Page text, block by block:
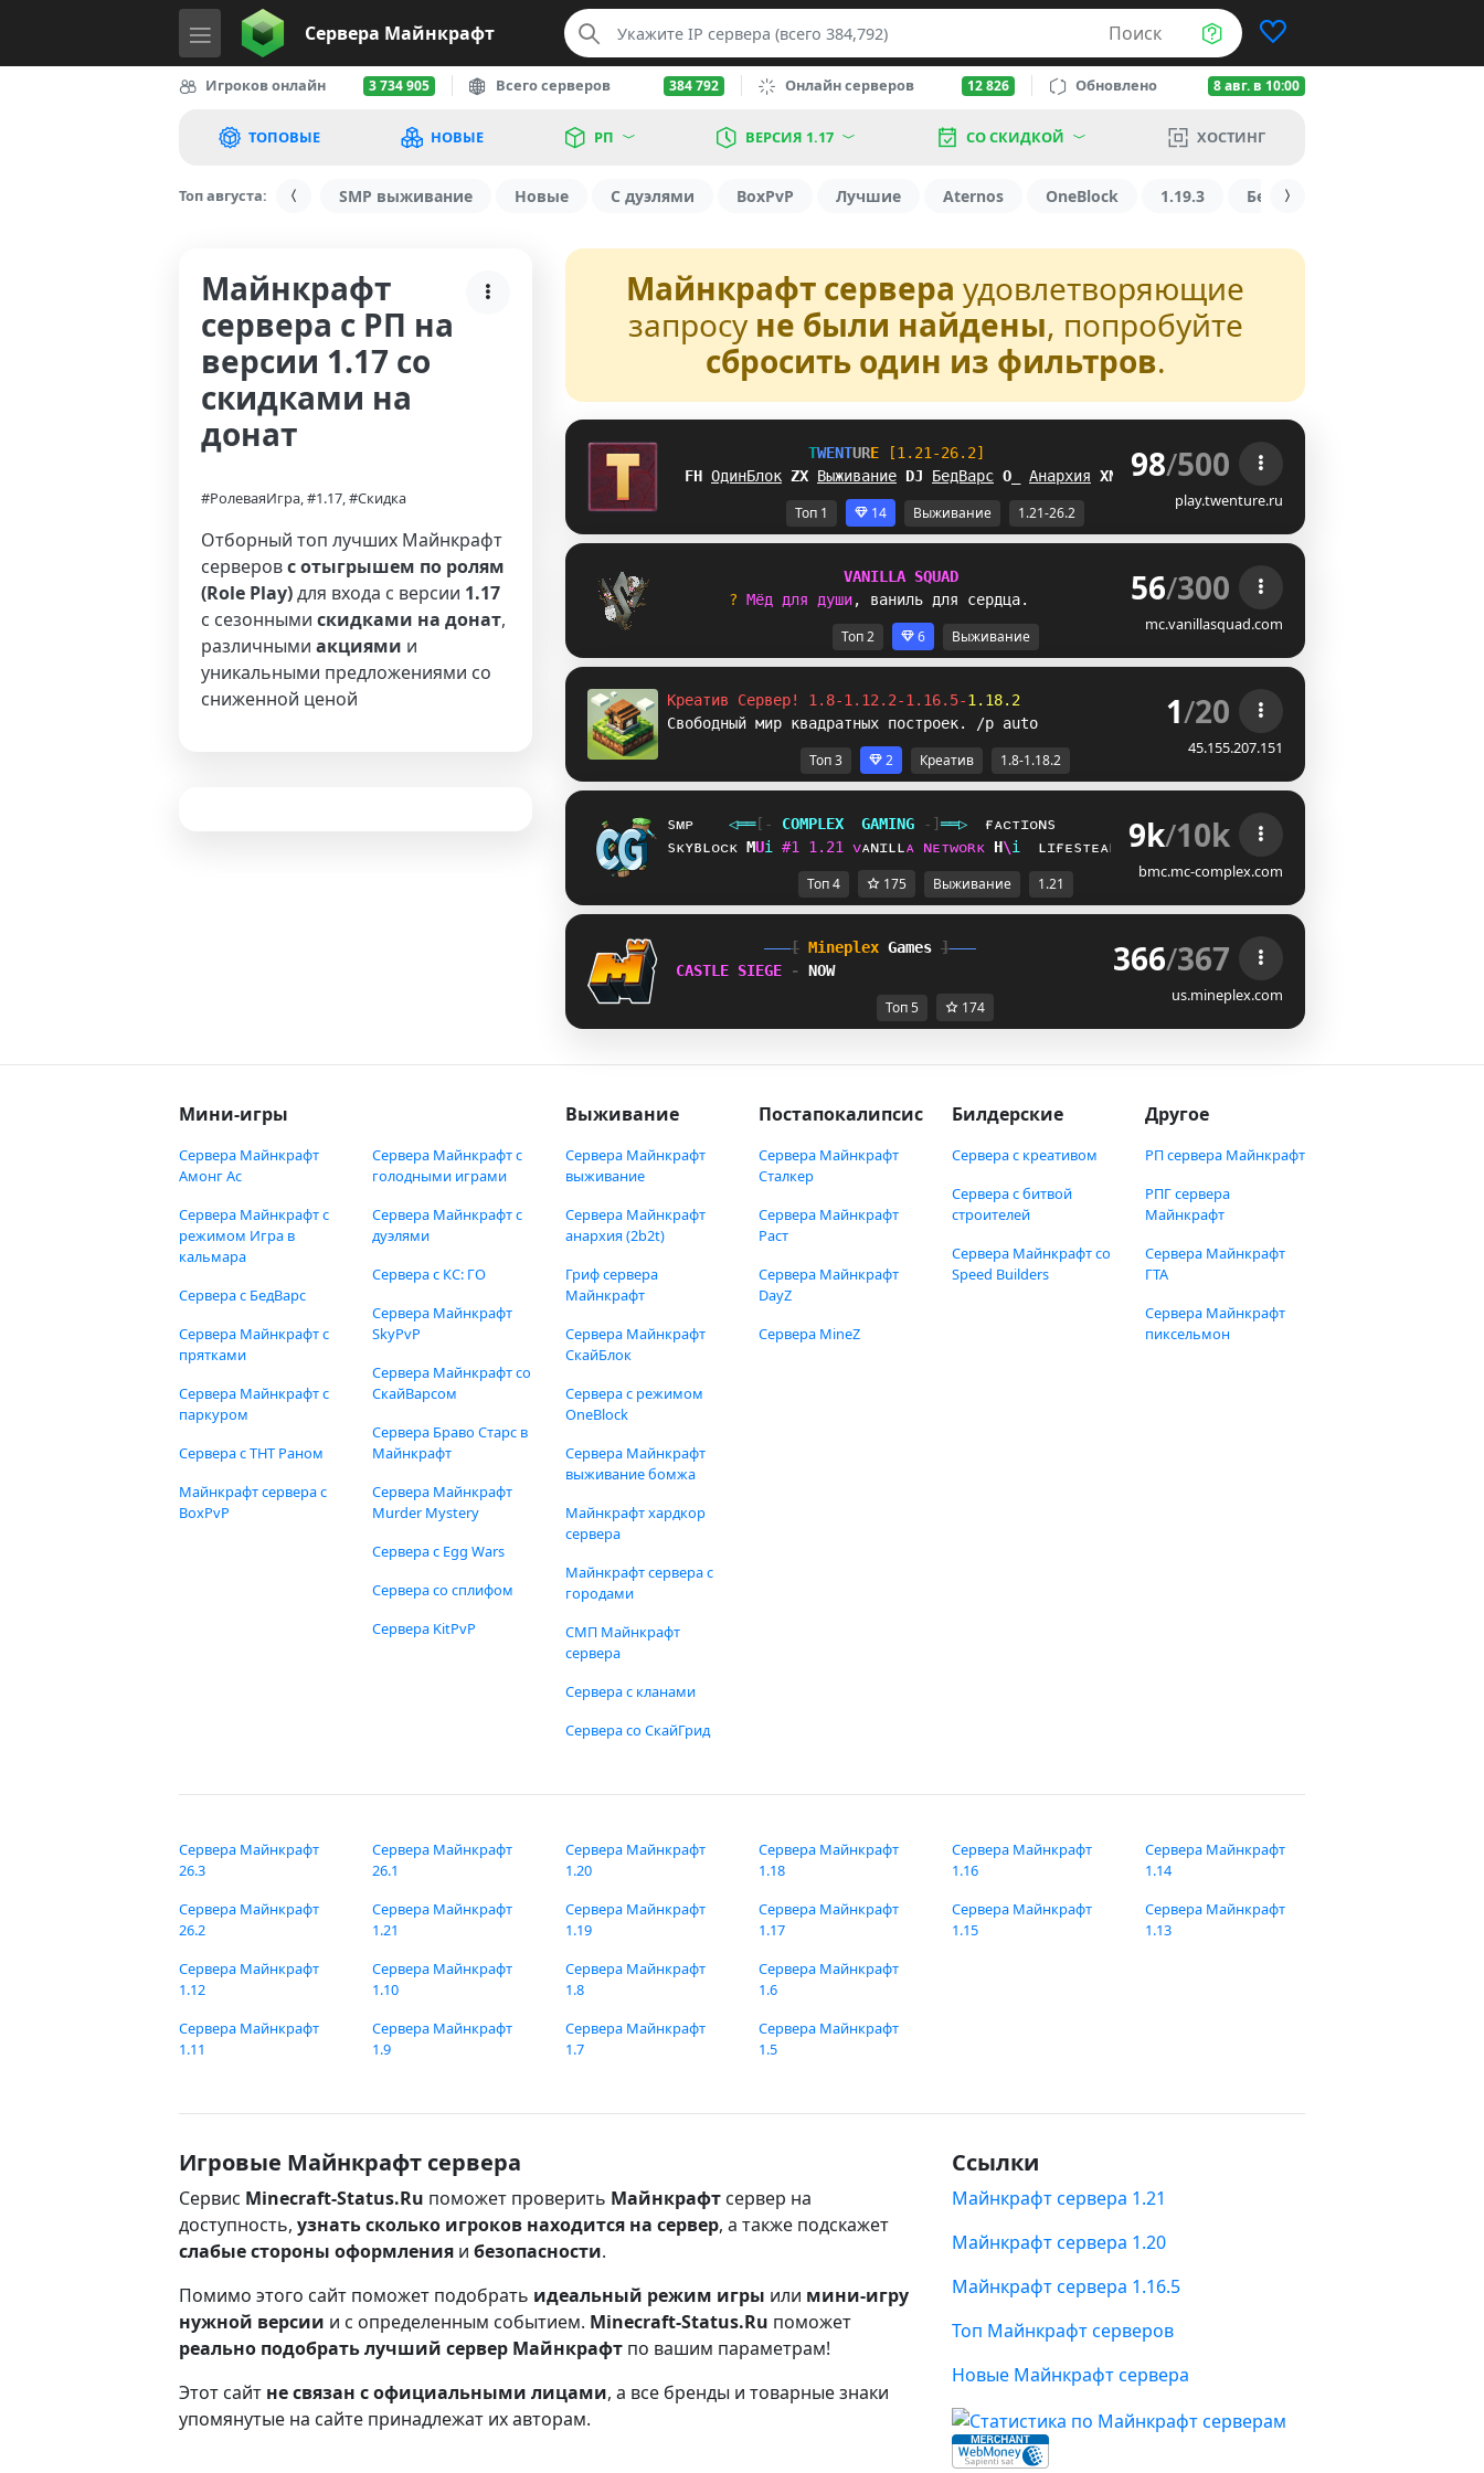
Сервера Майнкрафт Поиск
Игроков онлайн 3 734 905 Всего серверов 384 792 Онлайн серверов 12 826 Обновлено 8 авг. в 10:00
ТОПОВЫЕ НОВЫЕ РП ВЕРСИЯ 1.17 СО СКИДКОЙ ХОСТИНГ
Топ августа: SMP выживание Новые С дуэлями BoxPvP Лучшие Aternos OneBlock 1.19.3 БедВарс
Майнкрафт
сервера с РП на
версии 1.17 со
скидками на
донат
#РолеваяИгра, #1.17, #Скидка
Отборный топ лучших Майнкрафт
серверовс отыгрышем по ролям
(Role Play)для входа с версии 1.17
с сезонными скидками на донат,
различными акциями и
уникальными предложениями со
сниженной ценой
Майнкрафт сервера удовлетворяющие
запросу не были найдены, попробуйте
сбросить один из фильтров.
TWENTURE
[1.21-26.2]
ZP ОдинБлок XF Выживание LF БедВарс B Анархия CH 98/500
play.twenture.ru
Топ 1 14 Выживание 1.21-26.2
VANIL L A SQUAD
? Мёд для души, ваниль для сердца. 56/300
mc.vanillasquad.com
Топ 2 6 Выживание
Креатив Сервер! 1.8-1.12.2-1.16.5-1.18.2
Свободный мир квадратных построек. /p auto
1/20
45.155.207.151
Топ 3 2 Креатив 1.8-1.18.2
sᴍᴘ ◁══[‐ COMPL EX GAMING ‐]══▷
ғᴀᴄᴛɪᴏɴs
sᴋʏʙʟᴏᴄᴋ PRi #1 1 . 21 ᴠᴀɴɪʟʟᴀ ɴᴇᴛᴡᴏʀᴋ QWi ʟɪғᴇsᴛᴇᴀʟ 9k/10k
bmc.mc-complex.com
Топ 4 175 Выживание 1.21
[ Mineplex Games ]
CASTLE SIEGE
- NOW 366/367
us.mineplex.com
Топ 5 174
Мини-игры
Сервера Майнкрафт
Амонг Ас
Сервера Майнкрафт с
режимом Игра в
кальмара
Сервера с БедВарс
Сервера Майнкрафт с
прятками
Сервера Майнкрафт с
паркуром
Сервера с ТНТ Раном
Майнкрафт сервера с
BoxPvP
Сервера Майнкрафт с
голодными играми
Сервера Майнкрафт с
дуэлями
Сервера с КС: ГО
Сервера Майнкрафт
SkyPvP
Сервера Майнкрафт со
СкайВарсом
Сервера Браво Старс в
Майнкрафт
Сервера Майнкрафт
Murder Mystery
Сервера с Egg Wars
Сервера со сплифом
Сервера KitPvP
Выживание
Сервера Майнкрафт
выживание
Сервера Майнкрафт
анархия (2b2t)
Гриф сервера
Майнкрафт
Сервера Майнкрафт
СкайБлок
Сервера с режимом
OneBlock
Сервера Майнкрафт
выживание бомжа
Майнкрафт хардкор
сервера
Майнкрафт сервера с
городами
СМП Майнкрафт
сервера
Сервера с кланами
Сервера со СкайГрид
Постапокалипсис
Сервера Майнкрафт
Сталкер
Сервера Майнкрафт
Раст
Сервера Майнкрафт
DayZ
Сервера MineZ
Билдерские
Сервера с креативом
Сервера с битвой
строителей
Сервера Майнкрафт со
Speed Builders
Другое
РП сервера Майнкрафт
РПГ сервера
Майнкрафт
Сервера Майнкрафт
ГТА
Сервера Майнкрафт
пиксельмон
Сервера Майнкрафт
26.3
Сервера Майнкрафт
26.2
Сервера Майнкрафт
26.1
Сервера Майнкрафт
1.21
Сервера Майнкрафт
1.20
Сервера Майнкрафт
1.19
Сервера Майнкрафт
1.18
Сервера Майнкрафт
1.17
Сервера Майнкрафт
1.16
Сервера Майнкрафт
1.15
Сервера Майнкрафт
1.14
Сервера Майнкрафт
1.13
Сервера Майнкрафт
1.12
Сервера Майнкрафт
1.11
Сервера Майнкрафт
1.10
Сервера Майнкрафт
1.9
Сервера Майнкрафт
1.8
Сервера Майнкрафт
1.7
Сервера Майнкрафт
1.6
Сервера Майнкрафт
1.5
Игровые Майнкрафт сервера
Сервис Minecraft-Status.Ru поможет проверить Майнкрафт сервер на
доступность, узнать сколько игроков находится на сервер, а также подскажет
слабые стороны оформления и безопасности.
Помимо этого сайт поможет подобрать идеальный режим игры или мини-игру
нужной версии и с определенным событием. Minecraft-Status.Ru поможет
реально подобрать лучший сервер Майнкрафт по вашим параметрам!
Этот сайт не связан с официальными лицами, а все бренды и товарные знаки
упомянутые на сайте принадлежат их авторам.
Ссылки
Майнкрафт сервера 1.21
Майнкрафт сервера 1.20
Майнкрафт сервера 1.16.5
Топ Майнкрафт серверов
Новые Майнкрафт сервера